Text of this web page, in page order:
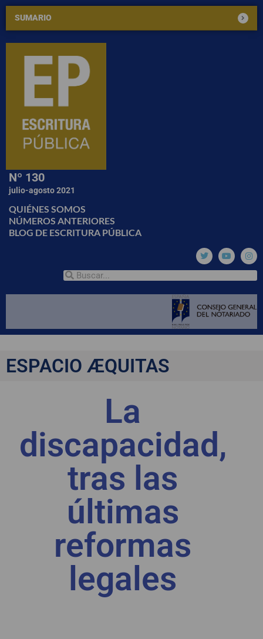
SUMARIO
Nº 130
julio-agosto 2021
QUIÉNES SOMOS
NÚMEROS ANTERIORES
BLOG DE ESCRITURA PÚBLICA
ESPACIO ÆQUITAS
La
discapacidad,
tras las
últimas
reformas
legales